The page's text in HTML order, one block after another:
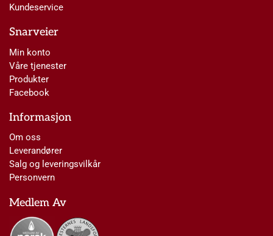
Kundeservice
Snarveier
Min konto
Våre tjenester
Produkter
Facebook
Informasjon
Om oss
Leverandører
Salg og leveringsvilkår
Personvern
Medlem Av